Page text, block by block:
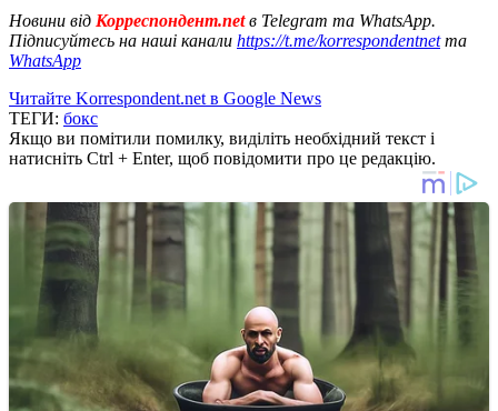
Новини від Корреспондент.netв Telegram та WhatsApp.
Підписуйтесь на наші канали https://t.me/korrespondentnetта
WhatsApp
Читайте Korrespondent.net в Google News
ТЕГИ: бокс
Якщо ви помітили помилку, виділіть необхідний текст і
натисніть Ctrl + Enter, щоб повідомити про це редакцію.